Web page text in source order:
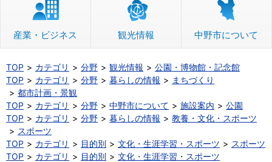
産業・ビジネス 観光情報 中野市について
TOP カテゴリ 分野 観光情報
公園・博物館・記念館
TOP
カテゴリ 分野 暮らしの情報
まちづくり
都市計画・景観
TOP
カテゴリ 分野 中野市について 施設案内
公園
TOP
カテゴリ 分野 暮らしの情報
教養・文化・スポーツ
スポーツ
TOP
カテゴリ 目的別 文化・生涯学習・スポーツ
スポーツ
TOP
カテゴリ 目的別
文化・生涯学習・スポーツ